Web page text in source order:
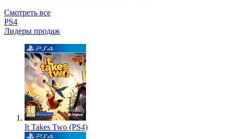
Смотреть все
PS4
Лидеры продаж
It Takes Two (PS4)